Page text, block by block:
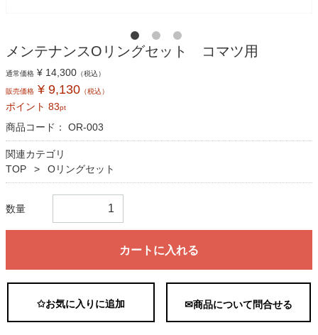
メンテナンスOリングセット コマツ用
通常価格 ¥ 14,300 （税込）
販売価格 ¥ 9,130 （税込）
ポイント 83pt
商品コード： OR-003
関連カテゴリ
TOP
Oリングセット
数量
カートに入れる
✩お気に入りに追加 ✉商品について問合せる